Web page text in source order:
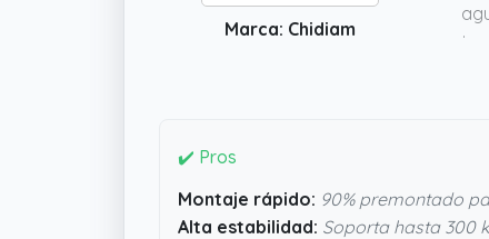
Marca: Chidiam
✔️ Pros
Montaje rápido: 90% premontado
Alta estabilidad: Soporta hasta 300